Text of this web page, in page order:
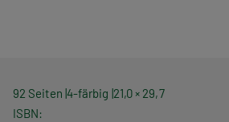
92 Seiten 4-färbig 21,0 × 29,7
ISBN